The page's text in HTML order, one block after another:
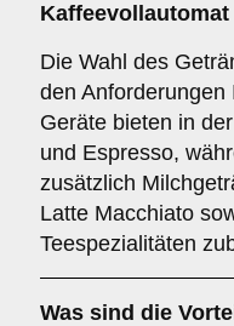
Die Wahl des
den
Geräte bieten in
und Espresso,
zusätzlich
Latte Macchiato
Teespezialitäten
Was sind die